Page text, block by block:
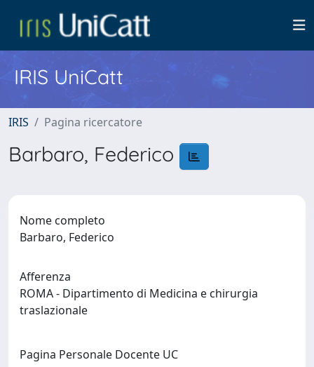
IRIS UniCatt
IRIS Pagina ricercatore
Barbaro, Federico
Nome completo
Barbaro, Federico
Afferenza
ROMA - Dipartimento di Medicina e chirurgia
traslazionale
Pagina Personale Docente UC